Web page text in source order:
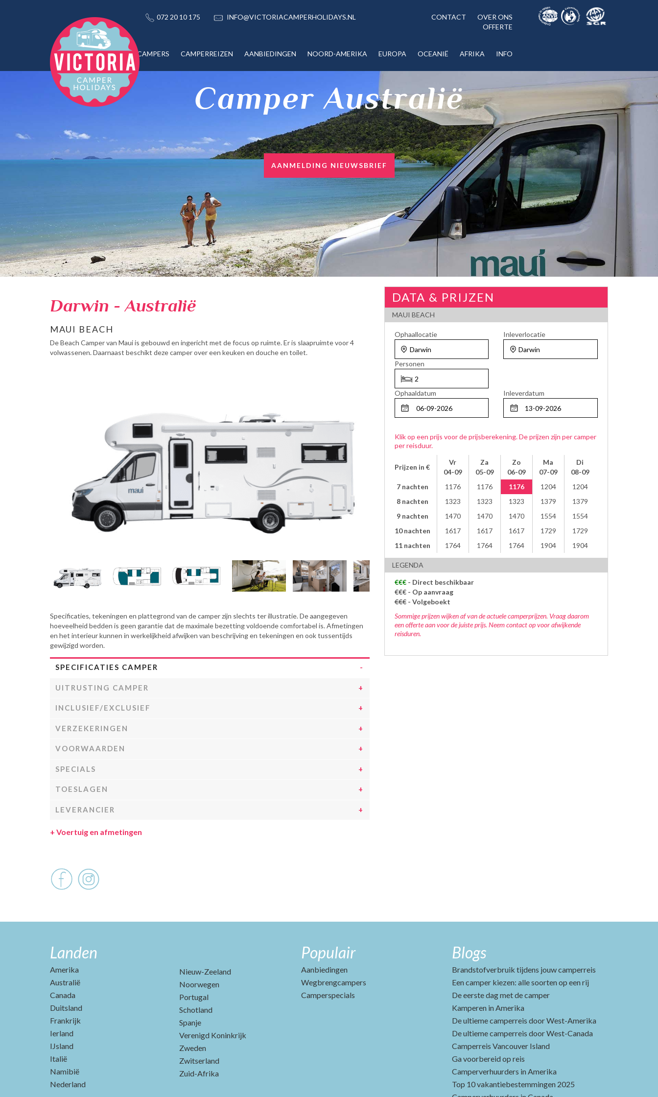
072 20 10 175 INFO@VICTORIACAMPERHOLIDAYS.NL CONTACT
OVER ONS
OFFERTE
CAMPERS CAMPERREIZEN AANBIEDINGEN NOORD-AMERIKA EUROPA OCEANIË AFRIKA INFO
Camper Australië
AANMELDING NIEUWSBRIEF
Darwin - Australië
MAUI BEACH
De Beach Camper van Maui is gebouwd en ingericht met de focus op ruimte. Er is slaapruimte voor 4
volwassenen. Daarnaast beschikt deze camper over een keuken en douche en toilet.
Specificaties, tekeningen en plattegrond van de camper zijn slechts ter illustratie. De aangegeven
hoeveelheid bedden is geen garantie dat de maximale bezetting voldoende comfortabel is. Afmetingen
en het interieur kunnen in werkelijkheid afwijken van beschrijving en tekeningen en ook tussentijds
gewijzigd worden.
SPECIFICATIES CAMPER
UITRUSTING CAMPER
INCLUSIEF/EXCLUSIEF
VERZEKERINGEN
VOORWAARDEN
SPECIALS
TOESLAGEN
LEVERANCIER
+ Voertuig en afmetingen
DATA & PRIJZEN
MAUI BEACH
Ophaallocatie Inleverlocatie
Personen
Ophaaldatum Inleverdatum
Klik op een prijs voor de prijsberekening. De prijzen zijn per camper
per reisduur.
Prijzen in €
Vr
04-09
Za
05-09
Zo
06-09
Ma
07-09
Di
08-09
7 nachten
1176 1176 1176 1204
1204
8 nachten
1323 1323 1323 1379
1379
9 nachten
1470 1470 1470 1554
1554
10 nachten
1617 1617 1617 1729
1729
11 nachten
1764 1764 1764 1904 1904
LEGENDA
€€€- Direct beschikbaar
€€€- Op aanvraag
€€€- Volgeboekt
Sommige prijzen wijken af van de actuele camperprijzen. Vraag daarom
een offerte aan voor de juiste prijs. Neem contact op voor afwijkende
reisduren.
Landen
Amerika
Australië
Canada
Duitsland
Frankrijk
Ierland
IJsland
Italië
Namibië
Nederland
Nieuw-Zeeland
Noorwegen
Portugal
Schotland
Spanje
Verenigd Koninkrijk
Zweden
Zwitserland
Zuid-Afrika
Populair
Aanbiedingen
Wegbrengcampers
Camperspecials
Blogs
Brandstofverbruik tijdens jouw camperreis
Een camper kiezen: alle soorten op een rij
De eerste dag met de camper
Kamperen in Amerika
De ultieme camperreis door West-Amerika
De ultieme camperreis door West-Canada
Camperreis Vancouver Island
Ga voorbereid op reis
Camperverhuurders in Amerika
Top 10 vakantiebestemmingen 2025